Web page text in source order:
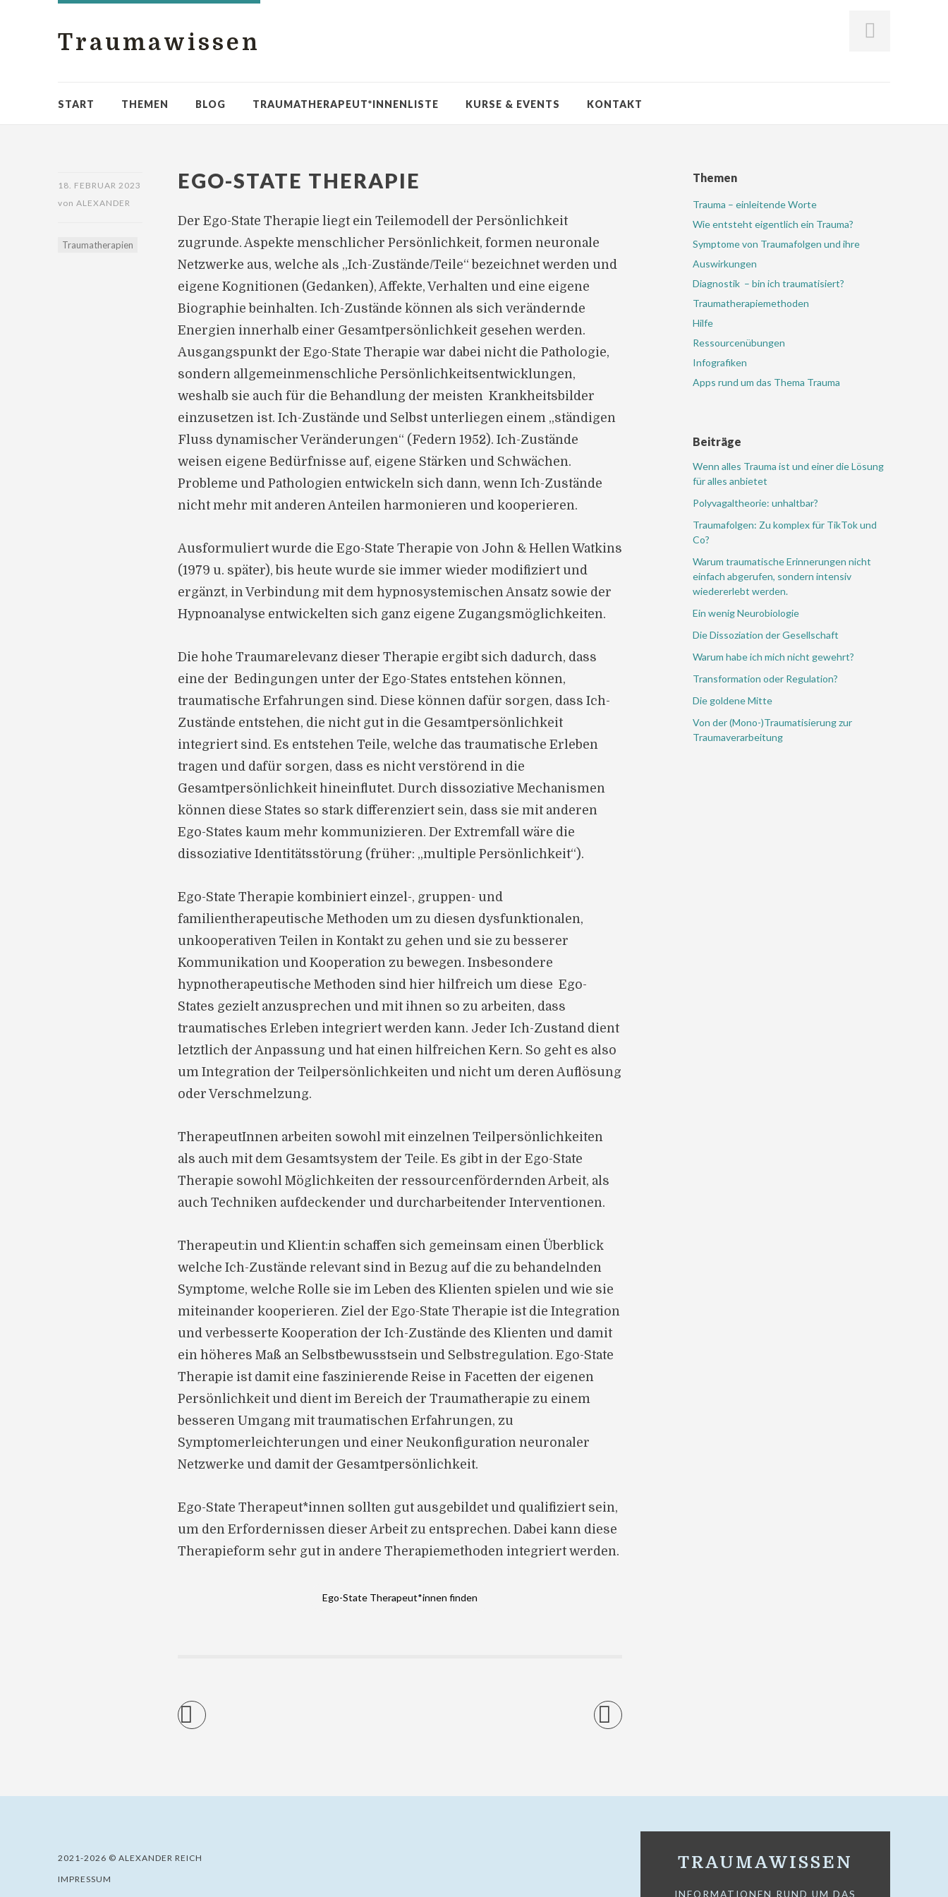
Traumawissen
START THEMEN BLOG TRAUMATHERAPEUT*INNENLISTE KURSE & EVENTS KONTAKT
18. FEBRUAR 2023
von ALEXANDER
Traumatherapien
EGO-STATE THERAPIE
Der Ego-State Therapie liegt ein Teilemodell der Persönlichkeit
zugrunde. Aspekte menschlicher Persönlichkeit, formen neuronale
Netzwerke aus, welche als „Ich-Zustände/Teile“ bezeichnet werden und
eigene Kognitionen (Gedanken), Affekte, Verhalten und eine eigene
Biographie beinhalten. Ich-Zustände können als sich verändernde
Energien innerhalb einer Gesamtpersönlichkeit gesehen werden.
Ausgangspunkt der Ego-State Therapie war dabei nicht die Pathologie,
sondern allgemeinmenschliche Persönlichkeitsentwicklungen,
weshalb sie auch für die Behandlung der meisten Krankheitsbilder
einzusetzen ist. Ich-Zustände und Selbst unterliegen einem „ständigen
Fluss dynamischer Veränderungen“ (Federn 1952). Ich-Zustände
weisen eigene Bedürfnisse auf, eigene Stärken und Schwächen.
Probleme und Pathologien entwickeln sich dann, wenn Ich-Zustände
nicht mehr mit anderen Anteilen harmonieren und kooperieren.
Ausformuliert wurde die Ego-State Therapie von John & Hellen Watkins
(1979 u. später), bis heute wurde sie immer wieder modifiziert und
ergänzt, in Verbindung mit dem hypnosystemischen Ansatz sowie der
Hypnoanalyse entwickelten sich ganz eigene Zugangsmöglichkeiten.
Die hohe Traumarelevanz dieser Therapie ergibt sich dadurch, dass
eine der Bedingungen unter der Ego-States entstehen können,
traumatische Erfahrungen sind. Diese können dafür sorgen, dass Ich-
Zustände entstehen, die nicht gut in die Gesamtpersönlichkeit
integriert sind. Es entstehen Teile, welche das traumatische Erleben
tragen und dafür sorgen, dass es nicht verstörend in die
Gesamtpersönlichkeit hineinflutet. Durch dissoziative Mechanismen
können diese States so stark differenziert sein, dass sie mit anderen
Ego-States kaum mehr kommunizieren. Der Extremfall wäre die
dissoziative Identitätsstörung (früher: „multiple Persönlichkeit“).
Ego-State Therapie kombiniert einzel-, gruppen- und
familientherapeutische Methoden um zu diesen dysfunktionalen,
unkooperativen Teilen in Kontakt zu gehen und sie zu besserer
Kommunikation und Kooperation zu bewegen. Insbesondere
hypnotherapeutische Methoden sind hier hilfreich um diese Ego-
States gezielt anzusprechen und mit ihnen so zu arbeiten, dass
traumatisches Erleben integriert werden kann. Jeder Ich-Zustand dient
letztlich der Anpassung und hat einen hilfreichen Kern. So geht es also
um Integration der Teilpersönlichkeiten und nicht um deren Auflösung
oder Verschmelzung.
TherapeutInnen arbeiten sowohl mit einzelnen Teilpersönlichkeiten
als auch mit dem Gesamtsystem der Teile. Es gibt in der Ego-State
Therapie sowohl Möglichkeiten der ressourcenfördernden Arbeit, als
auch Techniken aufdeckender und durcharbeitender Interventionen.
Therapeut:in und Klient:in schaffen sich gemeinsam einen Überblick
welche Ich-Zustände relevant sind in Bezug auf die zu behandelnden
Symptome, welche Rolle sie im Leben des Klienten spielen und wie sie
miteinander kooperieren. Ziel der Ego-State Therapie ist die Integration
und verbesserte Kooperation der Ich-Zustände des Klienten und damit
ein höheres Maß an Selbstbewusstsein und Selbstregulation. Ego-State
Therapie ist damit eine faszinierende Reise in Facetten der eigenen
Persönlichkeit und dient im Bereich der Traumatherapie zu einem
besseren Umgang mit traumatischen Erfahrungen, zu
Symptomerleichterungen und einer Neukonfiguration neuronaler
Netzwerke und damit der Gesamtpersönlichkeit.
Ego-State Therapeut*innen sollten gut ausgebildet und qualifiziert sein,
um den Erfordernissen dieser Arbeit zu entsprechen. Dabei kann diese
Therapieform sehr gut in andere Therapiemethoden integriert werden.
Ego-State Therapeut*innen finden
Themen
Trauma – einleitende Worte
Wie entsteht eigentlich ein Trauma?
Symptome von Traumafolgen und ihre
Auswirkungen
Diagnostik – bin ich traumatisiert?
Traumatherapiemethoden
Hilfe
Ressourcenübungen
Infografiken
Apps rund um das Thema Trauma
Beiträge
Wenn alles Trauma ist und einer die Lösung
für alles anbietet
Polyvagaltheorie: unhaltbar?
Traumafolgen: Zu komplex für TikTok und
Co?
Warum traumatische Erinnerungen nicht
einfach abgerufen, sondern intensiv
wiedererlebt werden.
Ein wenig Neurobiologie
Die Dissoziation der Gesellschaft
Warum habe ich mich nicht gewehrt?
Transformation oder Regulation?
Die goldene Mitte
Von der (Mono-)Traumatisierung zur
Traumaverarbeitung
2021-2026 © ALEXANDER REICH
IMPRESSUM
TRAUMAWISSEN
INFORMATIONEN RUND UM DAS